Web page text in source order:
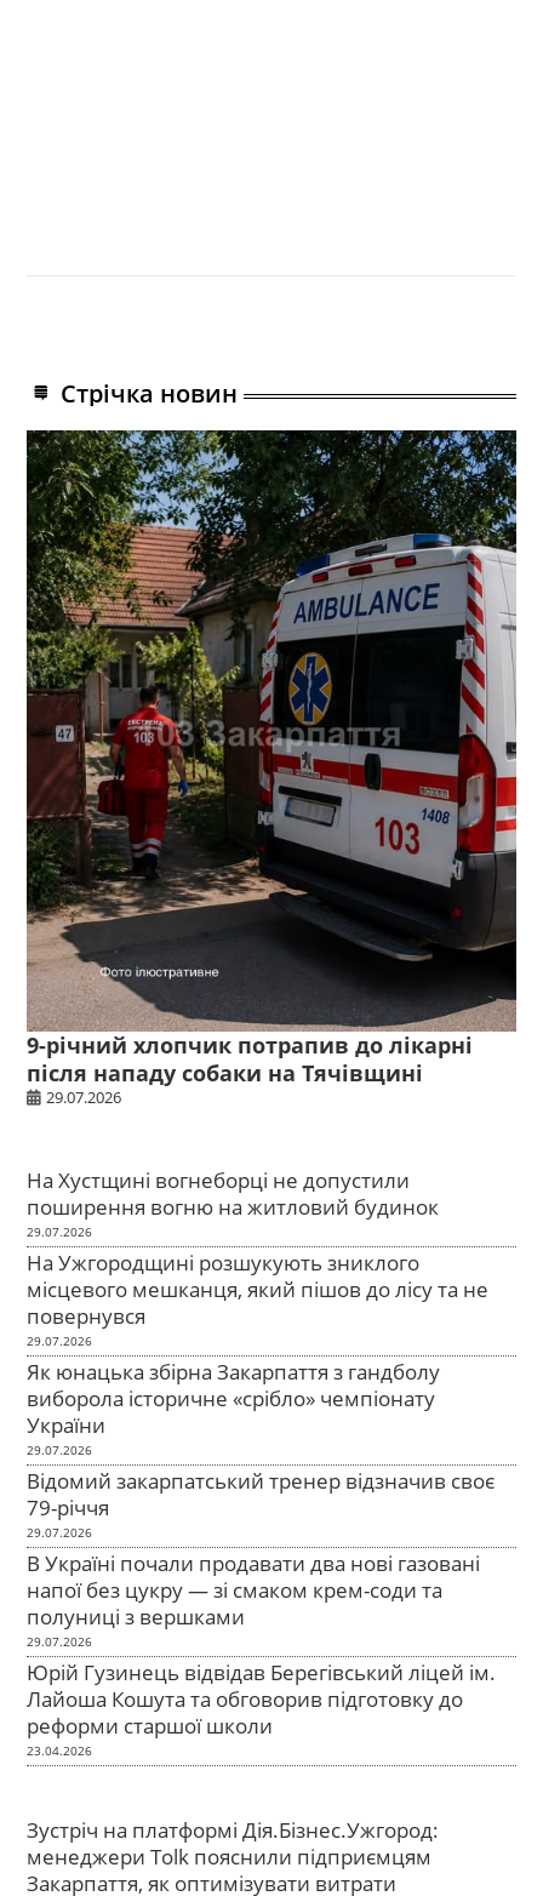
Стрічка новин
9-річний хлопчик потрапив до лікарні
після нападу собаки на Тячівщині
29.07.2026
На Хустщині вогнеборці не допустили
поширення вогню на житловий будинок
29.07.2026
На Ужгородщині розшукують зниклого
місцевого мешканця, який пішов до лісу та не
повернувся
29.07.2026
Як юнацька збірна Закарпаття з гандболу
виборола історичне «срібло» чемпіонату
України
29.07.2026
Відомий закарпатський тренер відзначив своє
79-річчя
29.07.2026
В Україні почали продавати два нові газовані
напої без цукру — зі смаком крем-соди та
полуниці з вершками
29.07.2026
Юрій Гузинець відвідав Берегівський ліцей ім.
Лайоша Кошута та обговорив підготовку до
реформи старшої школи
23.04.2026
Зустріч на платформі Дія.Бізнес.Ужгород:
менеджери Tolk пояснили підприємцям
Закарпаття, як оптимізувати витрати